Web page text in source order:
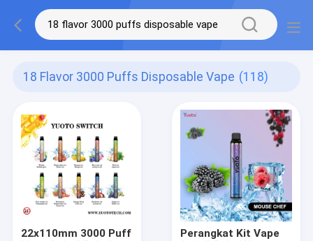
18 Flavor 3000 Puffs Disposable Vape (118)
22x110mm 3000 Puff
Perangkat Kit Vape